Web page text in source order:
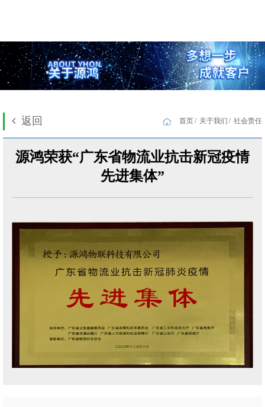
返回 首页 关于我们 社会责任
源鸿荣获“广东省物流业抗击新冠疫情
先进集体”